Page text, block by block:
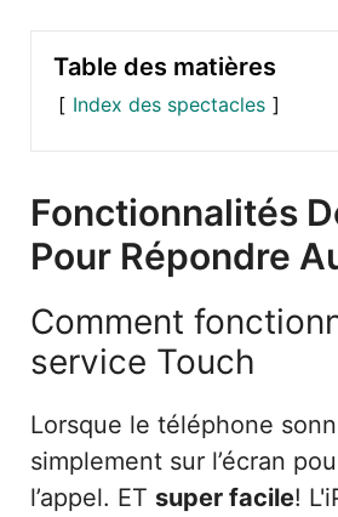
Table des matières
Index des spectacles
Fonctionnalités
Pour Répondre
Comment
service Touch
Lorsque le téléphone
simplement sur l’écran
l’appel. ET super facile!